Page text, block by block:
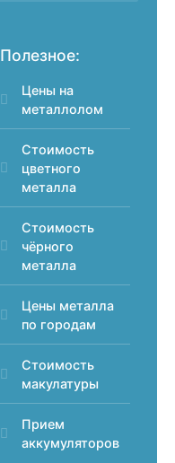
Полезное:
Цены на
металлолом
Стоимость
цветного
металла
Стоимость
чёрного
металла
Цены металла
по городам
Стоимость
макулатуры
Прием
аккумуляторов